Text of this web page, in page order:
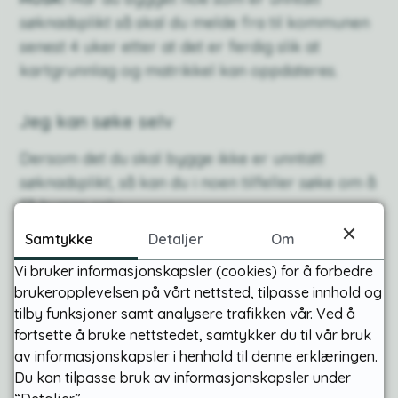
søknadsplikt så skal du melde fra til kommunen
senest 4 uker etter at det er ferdig slik at
kartgrunnlag og matrikkel kan oppdateres.
Jeg kan søke selv
Dersom det du skal bygge ikke er unntatt
søknadsplikt, så kan du i noen tilfeller søke om å
få bygge selv.
Jeg bor i flermannsbolig eller sameie
Terrassen har en høyde som gjør at den ikke
er unntatt søknadsplikt eller er mer enn 4
meter ut fra veggen, men under 50
kvadratmeter
Samtykke Detaljer
Om
Vi bruker informasjonskapsler (cookies) for å forbedre
brukeropplevelsen på vårt nettsted, tilpasse innhold og
tilby funksjoner samt analysere trafikken vår. Ved å
fortsette å bruke nettstedet, samtykker du til vår bruk
av informasjonskapsler i henhold til denne erklæringen.
Du kan tilpasse bruk av informasjonskapsler under